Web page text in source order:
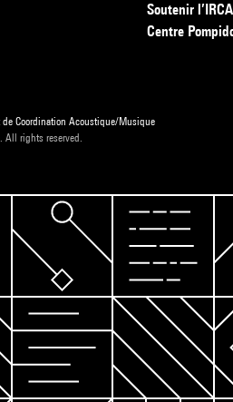
Soutenir
Centre
de Coordination Acoustique/Musique
All rights reserved.